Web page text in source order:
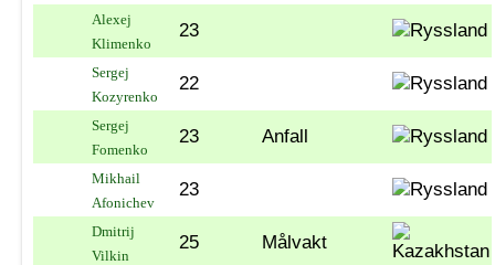
Alexej
Klimenko
23
Sergej
Kozyrenko
22
Sergej
Fomenko
23 Anfall
Mikhail
Afonichev
23
Dmitrij
Vilkin
25 Målvakt